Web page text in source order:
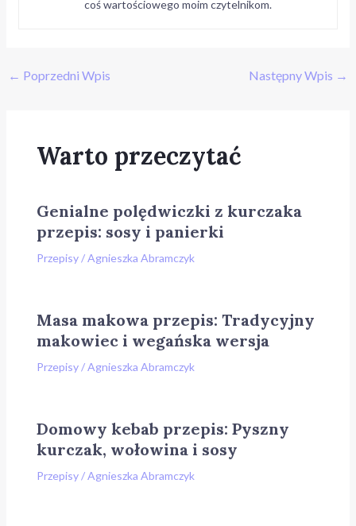
coś wartościowego moim czytelnikom.
← Poprzedni Wpis Następny Wpis →
Warto przeczytać
Genialne polędwiczki z kurczaka
przepis: sosy i panierki
Przepisy/Agnieszka Abramczyk
Masa makowa przepis: Tradycyjny
makowiec i wegańska wersja
Przepisy/Agnieszka Abramczyk
Domowy kebab przepis: Pyszny
kurczak, wołowina i sosy
Przepisy/Agnieszka Abramczyk